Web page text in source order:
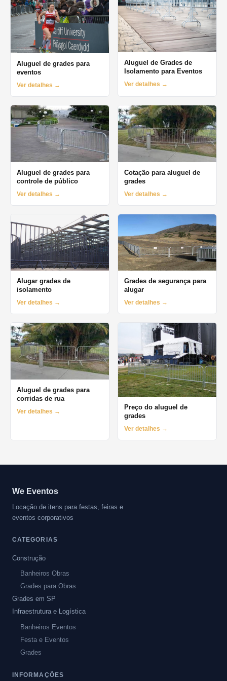
Aluguel de grades para
eventos
Ver detalhes →
Aluguel de Grades de
Isolamento para Eventos
Ver detalhes →
Aluguel de grades para
controle de público
Ver detalhes →
Cotação para aluguel de
grades
Ver detalhes →
Alugar grades de
isolamento
Ver detalhes →
Grades de segurança para
alugar
Ver detalhes →
Aluguel de grades para
corridas de rua
Ver detalhes →
Preço do aluguel de
grades
Ver detalhes →
We Eventos
Locação de itens para festas, feiras e
eventos corporativos
CATEGORIAS
Construção
Banheiros Obras
Grades para Obras
Grades em SP
Infraestrutura e Logística
Banheiros Eventos
Festa e Eventos
Grades
INFORMAÇÕES